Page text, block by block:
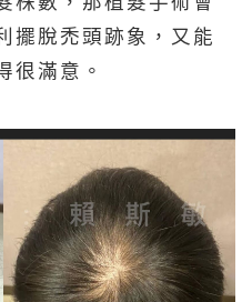
擺脫禿頭跡象，又能
很滿意。